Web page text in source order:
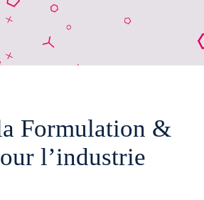
Formulation &
l’industrie